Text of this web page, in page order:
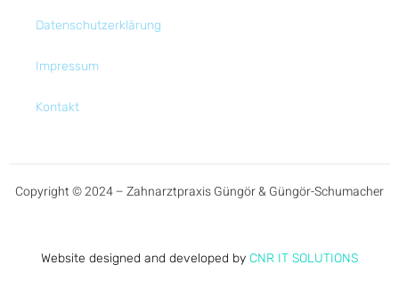
Datenschutz­erklärung
Impressum
Kontakt
Copyright © 2024 – Zahnarztpraxis Güngör & Güngör-Schumacher
Website designed and developed by CNR IT SOLUTIONS